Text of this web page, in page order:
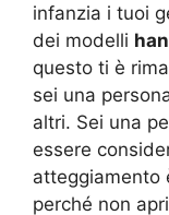
infanzia i tuoi
dei modelli
questo ti è
sei una
altri. Sei una
essere
atteggiamento
perché non